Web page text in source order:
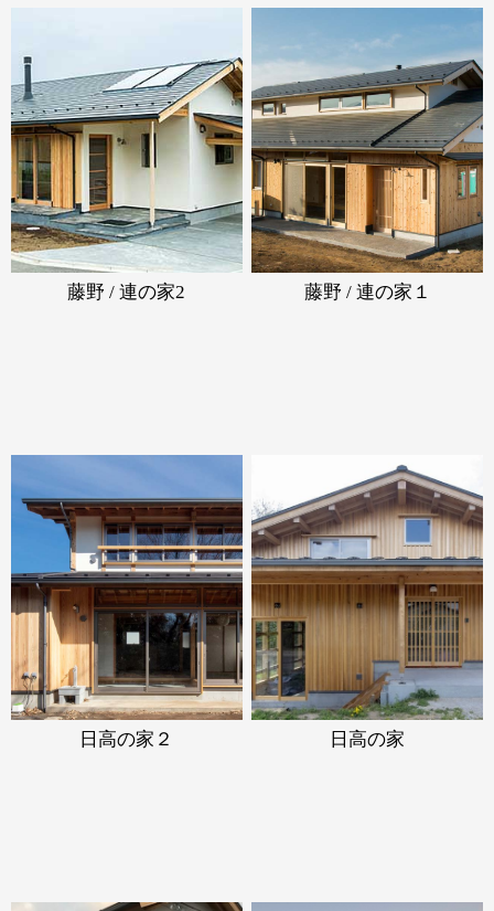
藤野 / 連の家2 藤野 / 連の家１
日高の家２ 日高の家